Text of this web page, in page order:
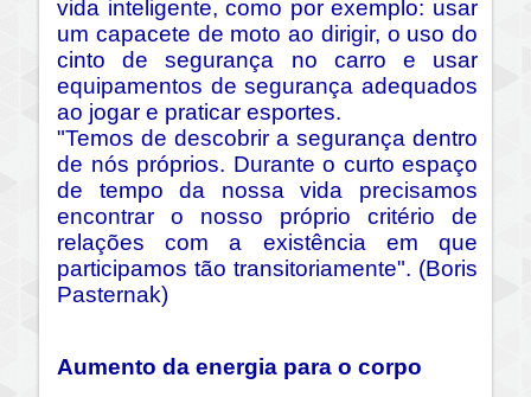
vida inteligente, como por exemplo: usar
um capacete de moto ao dirigir, o uso do
cinto de segurança no carro e usar
equipamentos de segurança adequados
ao jogar e praticar esportes.
"Temos de descobrir a segurança dentro
de nós próprios. Durante o curto espaço
de tempo da nossa vida precisamos
encontrar o nosso próprio critério de
relações com a existência em que
participamos tão transitoriamente". (Boris
Pasternak)
Aumento da energia para o corpo